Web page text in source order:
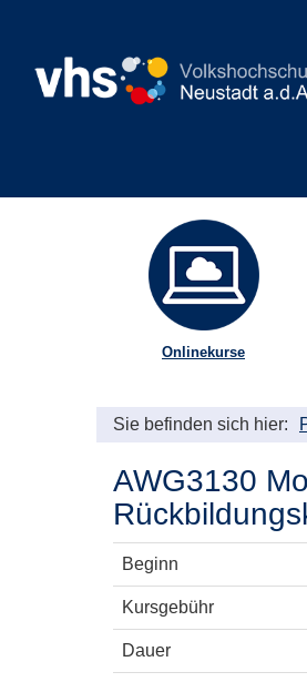
Onlinekurse
Sie befinden sich hier:
AWG3130
Beginn
Kursgebühr
Dauer